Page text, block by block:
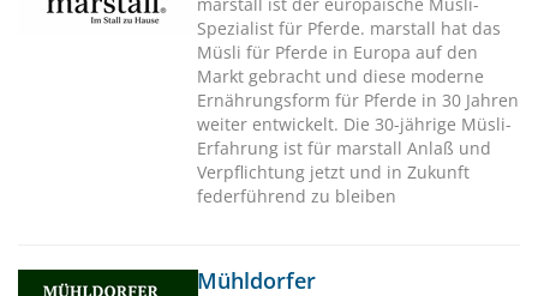
Spezialist für Pferde. marstall hat das
Müsli für Pferde in Europa auf den
Markt gebracht und diese moderne
Ernährungsform für Pferde in 30 Jahren
weiter entwickelt. Die 30-jährige Müsli-
Erfahrung ist für marstall Anlaß und
Verpflichtung jetzt und in Zukunft
federführend zu bleiben
Mühldorfer